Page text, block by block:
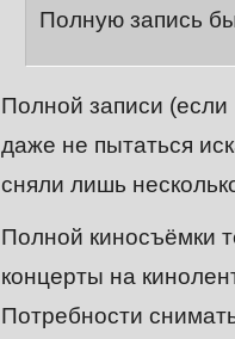
Полную запись
Полной записи
даже не пытаться
сняли лишь
Полной киносъёмки
концерты на
Потребности